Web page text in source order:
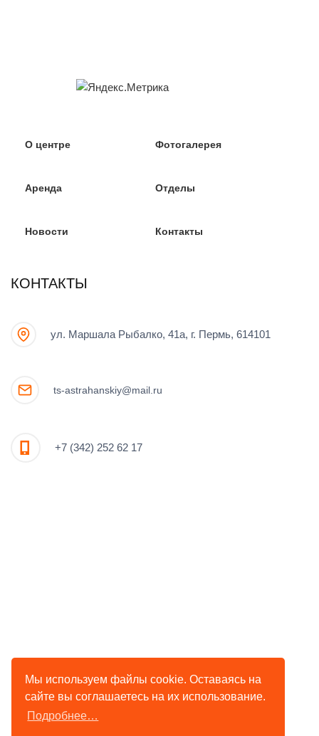
О центре Фотогалерея
Аренда Отделы
Новости Контакты
КОНТАКТЫ
ул. Маршала Рыбалко, 41а, г. Пермь, 614101
ts-astrahanskiy@mail.ru
+7 (342) 252 62 17
Мы используем файлы cookie. Оставаясь на
сайте вы соглашаетесь на их использование.
Подробнее…